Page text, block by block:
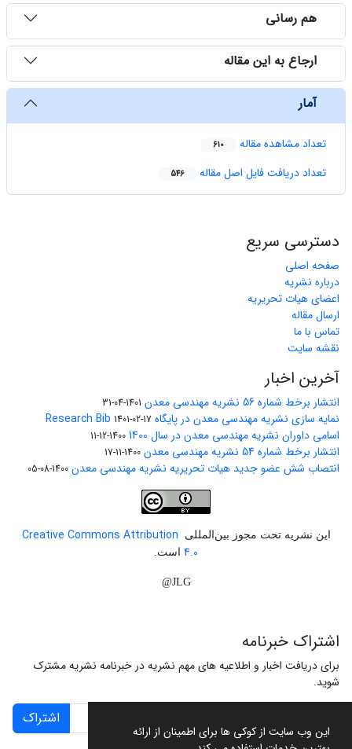
این وب سایت از کوکی ها برای اطمینان از ارائه
هم رسانی
ارجاع به این مقاله
آمار
تعداد مشاهده مقاله 610
تعداد دریافت فایل اصل مقاله 546
دسترسی سریع
صفحه اصلی
درباره نشریه
اعضای هیات تحریریه
ارسال مقاله
تماس با ما
نقشه سایت
آخرین اخبار
انتشار برخط شماره 56 نشریه مهندسی معدن 1401-04-31
نمایه سازی نشریه مهندسی معدن در پایگاه Research Bib 1401-02-17
اسامی داوران نشریه مهندسی معدن در سال 1400 1400-12-11
انتشار برخط شماره 54 نشریه مهندسی معدن 1400-11-17
انتصاب شش عضو جدید هیات تحریریه نشریه مهندسی معدن 1400-08-05
این نشریه تحت مجوز بین‌المللی
Creative Commons Attribution
4.0 است.
JLG@
اشتراک خبرنامه
برای دریافت اخبار و اطلاعیه های مهم نشریه در خبرنامه نشریه مشترک
شوید.
اشتراک